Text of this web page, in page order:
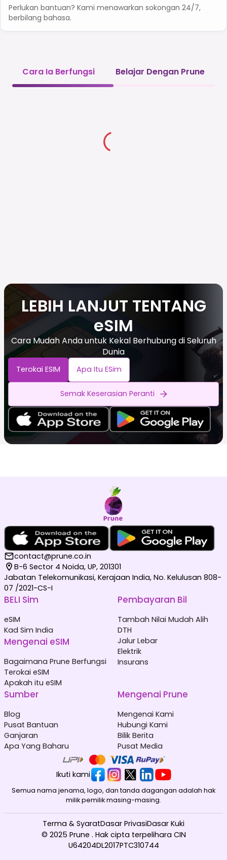
Perlukan bantuan? Kami menawarkan sokongan 24/7,
berbilang bahasa.
Cara Ia Berfungsi Belajar Dengan Prune
LEBIH LANJUT TENTANG
eSIM
Cara Mudah Anda untuk Kekal Berhubung di Seluruh
Dunia
Terokai ESIM Apa Itu ESim
Semak Keserasian Peranti
contact@prune.co.in
B-6 Sector 4 Noida, UP, 201301
Jabatan Telekomunikasi, Kerajaan India, No. Kelulusan 808-
07 /2021-CS-I
BELI Sim
eSIM
Kad Sim India
Mengenai eSIM
Bagaimana Prune Berfungsi
Terokai eSIM
Apakah itu eSIM
Pembayaran Bil
Tambah Nilai Mudah Alih
DTH
Jalur Lebar
Elektrik
Insurans
Sumber
Blog
Pusat Bantuan
Ganjaran
Apa Yang Baharu
Mengenai Prune
Mengenai Kami
Hubungi Kami
Bilik Berita
Pusat Media
Ikuti kami
Semua nama jenama, logo, dan tanda dagangan adalah hak
milik pemilik masing-masing.
© 2025 Prune . Hak cipta terpelihara CIN
U64204DL2017PTC310744
Terma & SyaratDasar PrivasiDasar Kuki